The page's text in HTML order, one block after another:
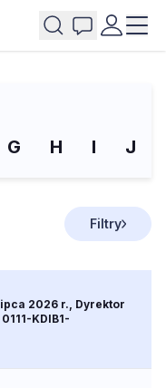
G H I J
Filtry
2026 r., Dyrektor
KDIB1-